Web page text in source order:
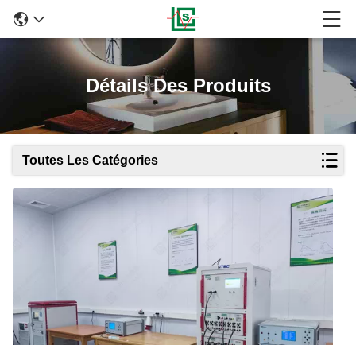
Détails Des Produits
Toutes Les Catégories